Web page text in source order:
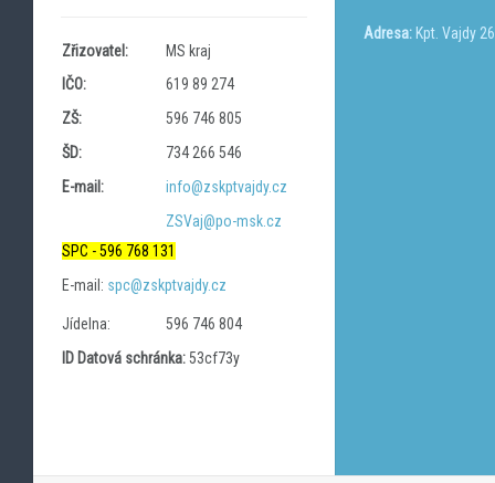
Zřizovatel:
MS kraj
IČO:
619 89 274
ZŠ:
596 746 805
ŠD:
734 266 546
E-mail:
info@zskptvajdy.cz
ZSVaj@po-msk.cz
SPC - 596 768 131
E-mail: spc@zskptvajdy.cz
Jídelna:
596 746 804
ID Datová schránka:53cf73y
Adresa:Kpt. Vajdy